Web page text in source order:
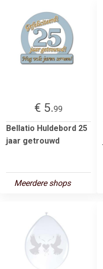
€ 5.99
Bellatio Huldebord 25
jaar getrouwd
Meerdere shops